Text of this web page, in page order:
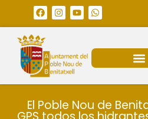
El Poble Nou de